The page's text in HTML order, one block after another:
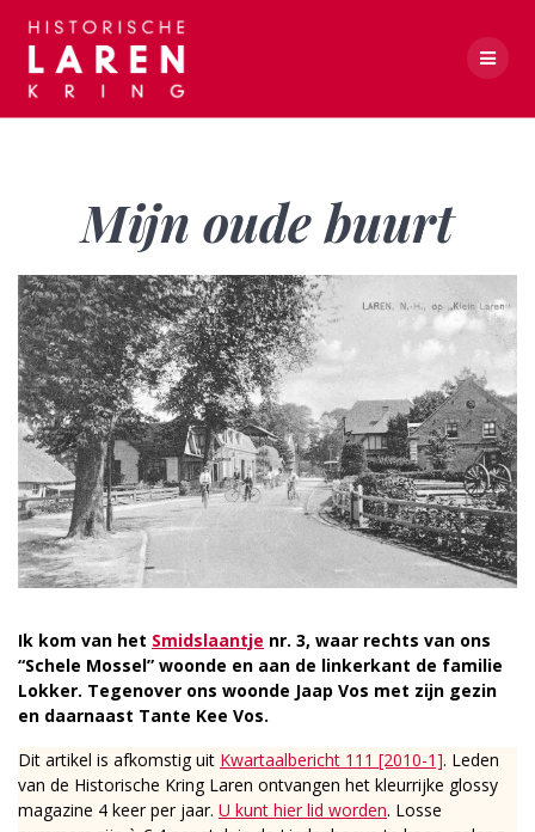
Mijn oude buurt
Ik kom van het Smidslaantje nr. 3, waar rechts van ons
“Schele Mossel” woonde en aan de linkerkant de familie
Lokker. Tegenover ons woonde Jaap Vos met zijn gezin
en daarnaast Tante Kee Vos.
Dit artikel is afkomstig uit Kwartaalbericht 111 [2010-1]. Leden
van de Historische Kring Laren ontvangen het kleurrijke glossy
magazine 4 keer per jaar. U kunt hier lid worden. Losse